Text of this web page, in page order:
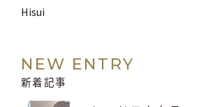
Hisui
NEW ENTRY
新着記事